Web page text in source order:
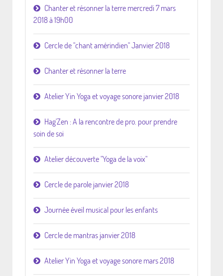
Chanter et résonner la terre mercredi 7 mars
2018 à 19h00
Cercle de "chant amérindien" Janvier 2018
Chanter et résonner la terre
Atelier Yin Yoga et voyage sonore janvier 2018
Hag'Zen : A la rencontre de pro. pour prendre
soin de soi
Atelier découverte "Yoga de la voix"
Cercle de parole janvier 2018
Journée éveil musical pour les enfants
Cercle de mantras janvier 2018
Atelier Yin Yoga et voyage sonore mars 2018